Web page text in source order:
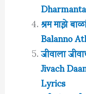
श्रम माझे
Balanno
जीवाला
Jivach
Lyrics